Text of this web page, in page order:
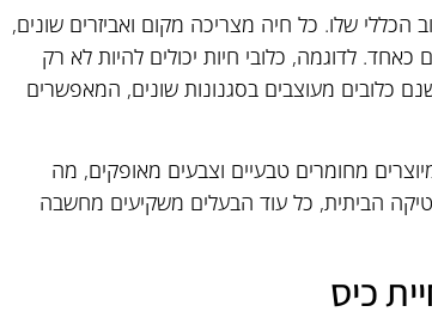
שלו. כל חיה מצריכה מקום ואביזרים שונים,
לדוגמה, כלובי חיות יכולים להיות לא רק
כלובים מעוצבים בסגנונות שונים, המאפשרים
מחומרים טבעיים וצבעים מאופקים, מה
הביתית, כל עוד הבעלים משקיעים מחשבה
כיס